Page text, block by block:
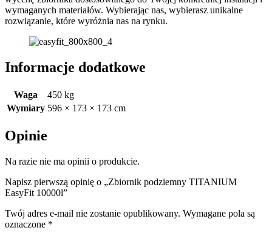
wymaganych materiałów. Wybierając nas, wybierasz unikalne
rozwiązanie, które wyróżnia nas na rynku.
Informacje dodatkowe
Waga
450 kg
Wymiary 596 × 173 × 173 cm
Opinie
Na razie nie ma opinii o produkcie.
Napisz pierwszą opinię o „Zbiornik podziemny TITANIUM
EasyFit 10000l”
Twój adres e-mail nie zostanie opublikowany. Wymagane pola są
oznaczone *